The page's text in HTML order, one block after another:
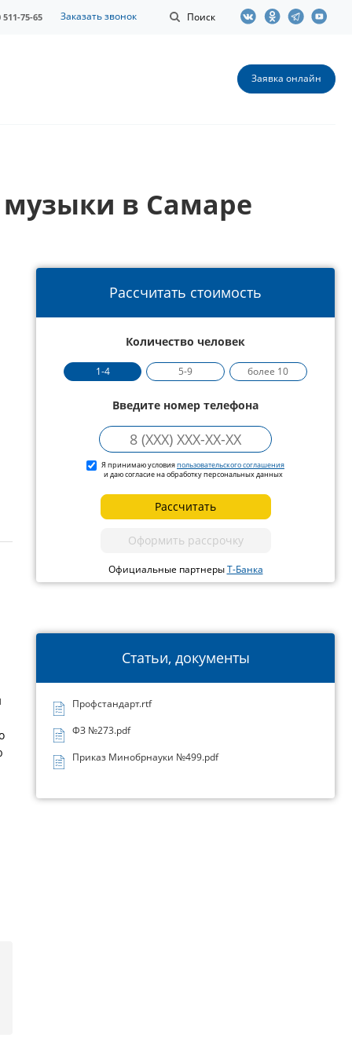
Поиск
511-75-65 Заказать звонок
Заявка онлайн
в Самаре
Рассчитать стоимость
Количество человек
1-4 5-9 более 10
Введите номер телефона
Я принимаю условияпользовательского соглашения
и даю согласие на обработку персональных данных
Рассчитать
Оформить рассрочку
Официальные партнерыТ-Банка
Статьи, документы
Профстандарт.rtf
ФЗ №273.pdf
Приказ Минобрнауки №499.pdf